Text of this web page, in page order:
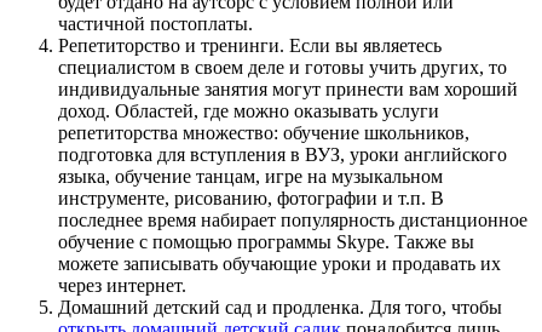
частичной постоплаты.
Репетиторство и тренинги. Если вы являетесь
специалистом в своем деле и готовы учить других, то
индивидуальные занятия могут принести вам хороший
доход. Областей, где можно оказывать услуги
репетиторства множество: обучение школьников,
подготовка для вступления в ВУЗ, уроки английского
языка, обучение танцам, игре на музыкальном
инструменте, рисованию, фотографии и т.п. В
последнее время набирает популярность дистанционное
обучение с помощью программы Skype. Также вы
можете записывать обучающие уроки и продавать их
через интернет.
Домашний детский сад и продленка. Для того, чтобы